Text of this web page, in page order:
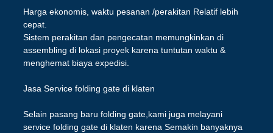
Harga ekonomis, waktu pesanan /perakitan Relatif lebih
cepat.
Sistem perakitan dan pengecatan memungkinkan di
assembling di lokasi proyek karena tuntutan waktu &
menghemat biaya expedisi.
Jasa Service folding gate di klaten
Selain pasang baru folding gate,kami juga melayani
service folding gate di klaten karena Semakin banyaknya